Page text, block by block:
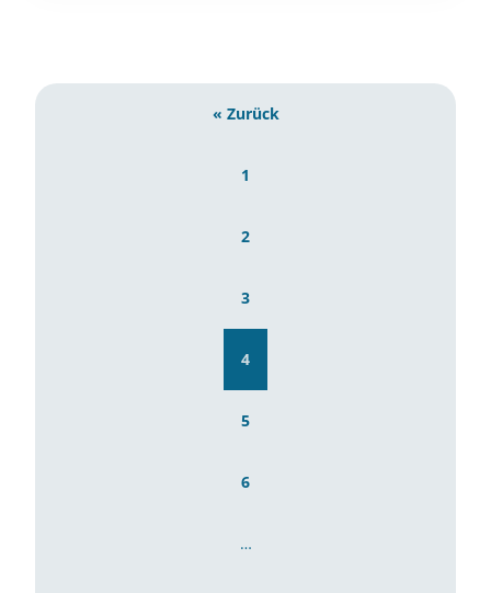
« Zurück
1
2
3
4
5
6
…